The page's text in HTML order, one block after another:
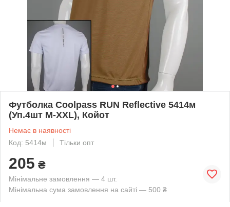
Футболка Coolpass RUN Reflective 5414м
(Уп.4шт M-XXL), Койот
Немає в наявності
Код: 5414м
Тільки опт
205 ₴
Мінімальне замовлення — 4 шт.
Мінімальна сума замовлення на сайті — 500 ₴